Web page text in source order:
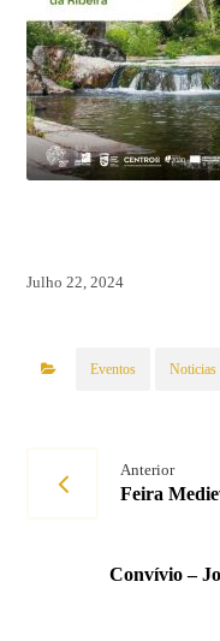
Julho 22, 2024
Eventos Noticias
Anterior
Feira
Convívio –